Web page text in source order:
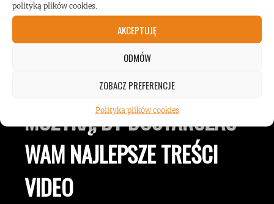
polityką plików cookies.
AKCEPTUJĘ
ODMÓW
ZOBACZ PREFERENCJE
Polityka plików cookies
JESTEŚMY BLISKO
ZESPOŁÓW, KONCERTÓW I
LUDZI ZWIĄZANYCH Z
MUZYKĄ, BY DOSTARCZAĆ
WAM NAJLEPSZE TREŚCI
VIDEO